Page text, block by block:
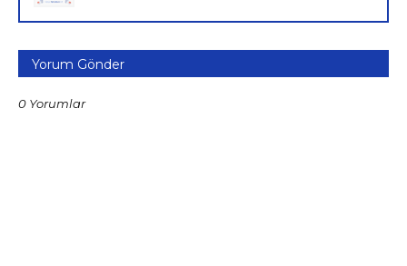
Yorum Gönder
0 Yorumlar